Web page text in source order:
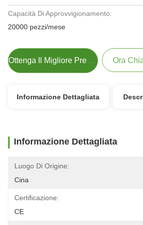
Capacità Di Approvvigionamento:
20000 pezzi/mese
Ottenga Il Migliore Prezzo Ora
Informazione Dettagliata
Informazione Dettagliata
Luogo Di Origine:
Cina
Certificazione:
CE